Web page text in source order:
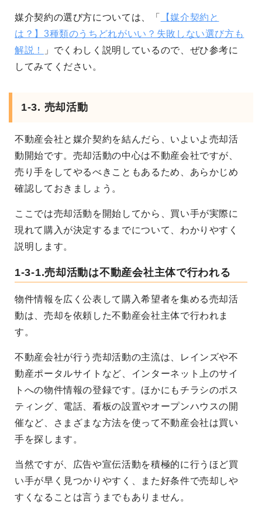
媒介契約の選び方については、「
【媒介契約と
は？】3種類のうちどれがいい？失敗しない選び方も
解説！
」でくわしく説明しているので、ぜひ参考に
してみてください。
1-3. 売却活動
不動産会社と媒介契約を結んだら、いよいよ売却活
動開始です。売却活動の中心は不動産会社ですが、
売り手をしてやるべきこともあるため、あらかじめ
確認しておきましょう。
ここでは売却活動を開始してから、買い手が実際に
現れて購入が決定するまでについて、わかりやすく
説明します。
1-3-1.売却活動は不動産会社主体で行われる
物件情報を広く公表して購入希望者を集める売却活
動は、売却を依頼した不動産会社主体で行われま
す。
不動産会社が行う売却活動の主流は、レインズや不
動産ポータルサイトなど、インターネット上のサイ
トへの物件情報の登録です。ほかにもチラシのポス
ティング、電話、看板の設置やオープンハウスの開
催など、さまざまな方法を使って不動産会社は買い
手を探します。
当然ですが、広告や宣伝活動を積極的に行うほど買
い手が早く見つかりやすく、また好条件で売却しや
すくなることは言うまでもありません。